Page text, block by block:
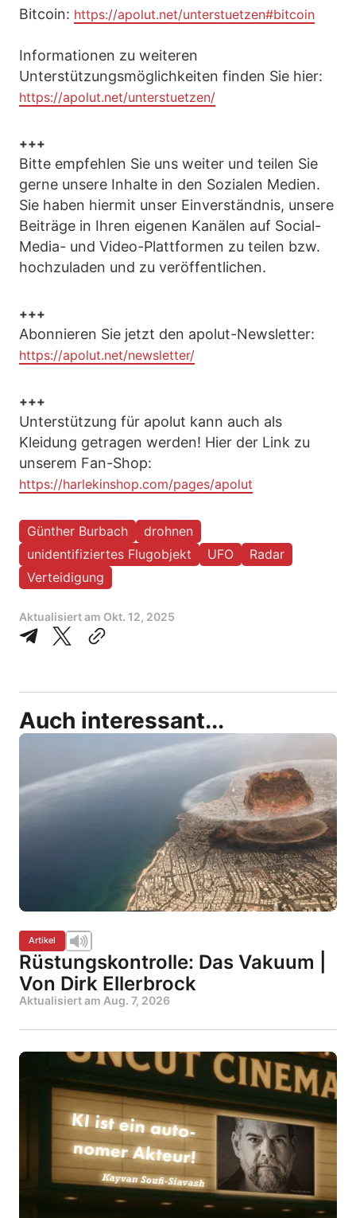
Bitcoin: https://apolut.net/unterstuetzen#bitcoin
Informationen zu weiteren
Unterstützungsmöglichkeiten finden Sie hier:
https://apolut.net/unterstuetzen/
+++
Bitte empfehlen Sie uns weiter und teilen Sie
gerne unsere Inhalte in den Sozialen Medien.
Sie haben hiermit unser Einverständnis, unsere
Beiträge in Ihren eigenen Kanälen auf Social-
Media- und Video-Plattformen zu teilen bzw.
hochzuladen und zu veröffentlichen.
+++
Abonnieren Sie jetzt den apolut-Newsletter:
https://apolut.net/newsletter/
+++
Unterstützung für apolut kann auch als
Kleidung getragen werden! Hier der Link zu
unserem Fan-Shop:
https://harlekinshop.com/pages/apolut
Günther Burbach
drohnen
unidentifiziertes Flugobjekt
UFO
Radar
Verteidigung
Aktualisiert am Okt. 12, 2025
Auch interessant...
Artikel
Rüstungskontrolle: Das Vakuum |
Von Dirk Ellerbrock
Aktualisiert am Aug. 7, 2026